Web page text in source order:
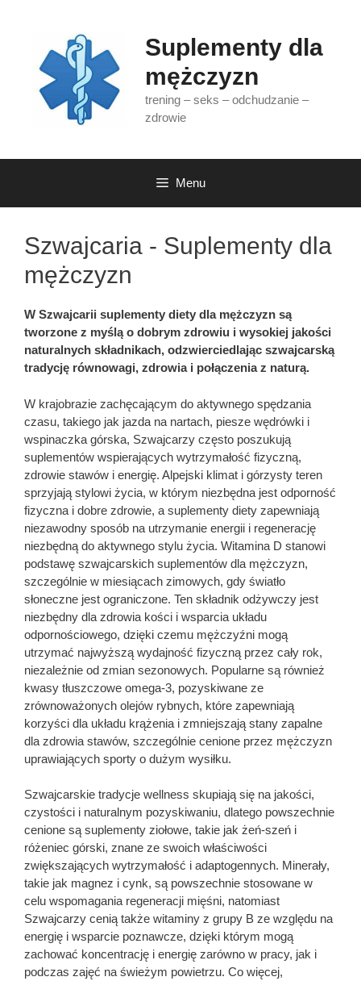
Suplementy dla
mężczyzn
trening – seks – odchudzanie –
zdrowie
Menu
Szwajcaria - Suplementy dla
mężczyzn
W Szwajcarii suplementy diety dla mężczyzn są
tworzone z myślą o dobrym zdrowiu i wysokiej jakości
naturalnych składnikach, odzwierciedlając szwajcarską
tradycję równowagi, zdrowia i połączenia z naturą.
W krajobrazie zachęcającym do aktywnego spędzania
czasu, takiego jak jazda na nartach, piesze wędrówki i
wspinaczka górska, Szwajcarzy często poszukują
suplementów wspierających wytrzymałość fizyczną,
zdrowie stawów i energię. Alpejski klimat i górzysty teren
sprzyjają stylowi życia, w którym niezbędna jest odporność
fizyczna i dobre zdrowie, a suplementy diety zapewniają
niezawodny sposób na utrzymanie energii i regenerację
niezbędną do aktywnego stylu życia. Witamina D stanowi
podstawę szwajcarskich suplementów dla mężczyzn,
szczególnie w miesiącach zimowych, gdy światło
słoneczne jest ograniczone. Ten składnik odżywczy jest
niezbędny dla zdrowia kości i wsparcia układu
odpornościowego, dzięki czemu mężczyźni mogą
utrzymać najwyższą wydajność fizyczną przez cały rok,
niezależnie od zmian sezonowych. Popularne są również
kwasy tłuszczowe omega-3, pozyskiwane ze
zrównoważonych olejów rybnych, które zapewniają
korzyści dla układu krążenia i zmniejszają stany zapalne
dla zdrowia stawów, szczególnie cenione przez mężczyzn
uprawiających sporty o dużym wysiłku.
Szwajcarskie tradycje wellness skupiają się na jakości,
czystości i naturalnym pozyskiwaniu, dlatego powszechnie
cenione są suplementy ziołowe, takie jak żeń-szeń i
różeniec górski, znane ze swoich właściwości
zwiększających wytrzymałość i adaptogennych. Minerały,
takie jak magnez i cynk, są powszechnie stosowane w
celu wspomagania regeneracji mięśni, natomiast
Szwajcarzy cenią także witaminy z grupy B ze względu na
energię i wsparcie poznawcze, dzięki którym mogą
zachować koncentrację i energię zarówno w pracy, jak i
podczas zajęć na świeżym powietrzu. Co więcej,